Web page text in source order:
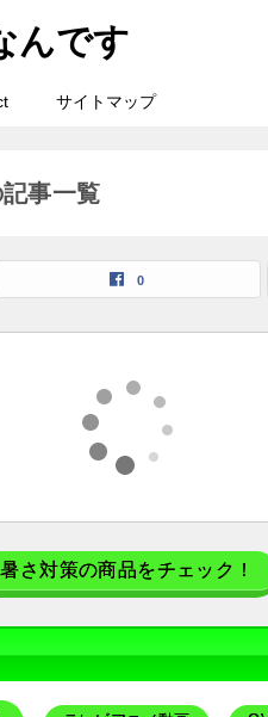
んです
サイトマップ
事一覧
0
暑さ対策の商品をチェック！